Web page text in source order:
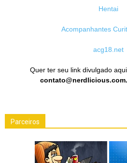
Hentai
Acompanhantes
acg18.net
Quer ter seu link divulgado
Parceiros